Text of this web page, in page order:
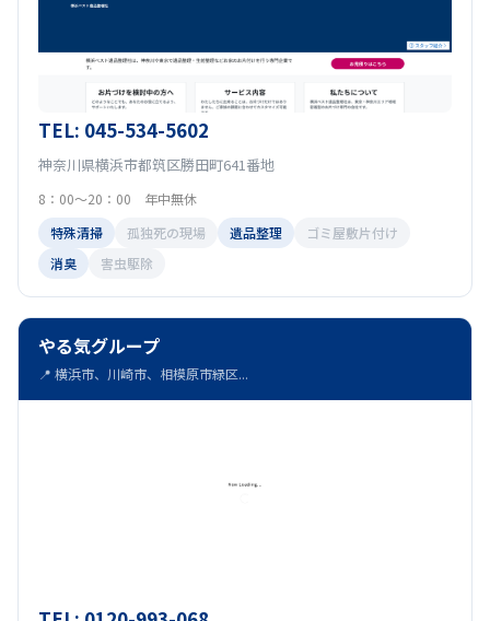
TEL: 045-534-5602
神奈川県横浜市都筑区勝田町641番地
8：00～20：00 年中無休
特殊清掃
孤独死の現場 遺品整理
ゴミ屋敷片付け
消臭
害虫駆除
やる気グループ
📍 横浜市、川崎市、相模原市緑区...